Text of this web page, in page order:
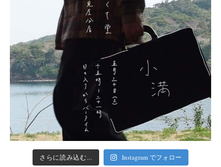
さらに読み込む... Instagram でフォロー